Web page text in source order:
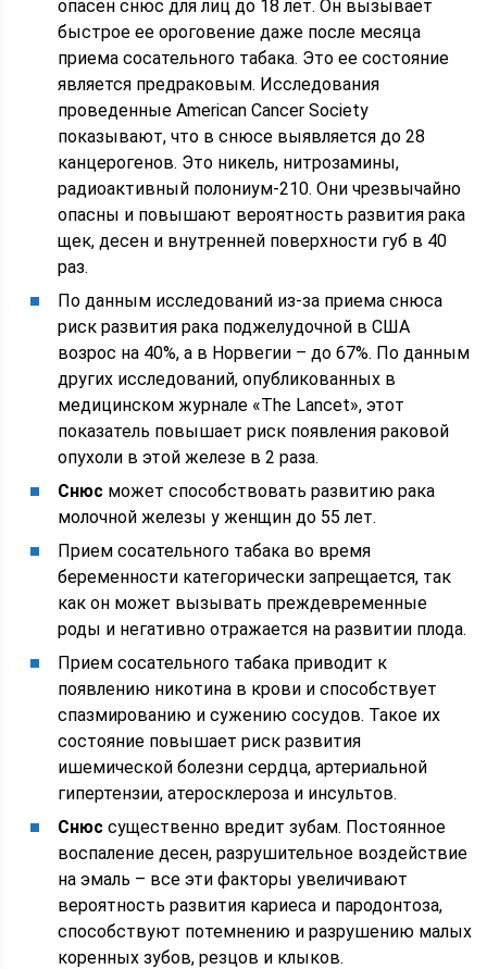
опасен снюс для лиц до 18 лет. Он вызывает
быстрое ее ороговение даже после месяца
приема сосательного табака. Это ее состояние
является предраковым. Исследования
проведенные American Cancer Society
показывают, что в снюсе выявляется до 28
канцерогенов. Это никель, нитрозамины,
радиоактивный полониум-210. Они чрезвычайно
опасны и повышают вероятность развития рака
щек, десен и внутренней поверхности губ в 40
раз.
По данным исследований из-за приема снюса
риск развития рака поджелудочной в США
возрос на 40%, а в Норвегии – до 67%. По данным
других исследований, опубликованных в
медицинском журнале «The Lancet», этот
показатель повышает риск появления раковой
опухоли в этой железе в 2 раза.
Снюс может способствовать развитию рака
молочной железы у женщин до 55 лет.
Прием сосательного табака во время
беременности категорически запрещается, так
как он может вызывать преждевременные
роды и негативно отражается на развитии плода.
Прием сосательного табака приводит к
появлению никотина в крови и способствует
спазмированию и сужению сосудов. Такое их
состояние повышает риск развития
ишемической болезни сердца, артериальной
гипертензии, атеросклероза и инсультов.
Снюс существенно вредит зубам. Постоянное
воспаление десен, разрушительное воздействие
на эмаль – все эти факторы увеличивают
вероятность развития кариеса и пародонтоза,
способствуют потемнению и разрушению малых
коренных зубов, резцов и клыков.